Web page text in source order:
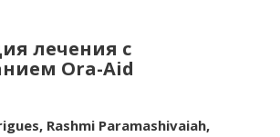
лечения с
Ora-Aid
Rashmi Paramashivaiah,